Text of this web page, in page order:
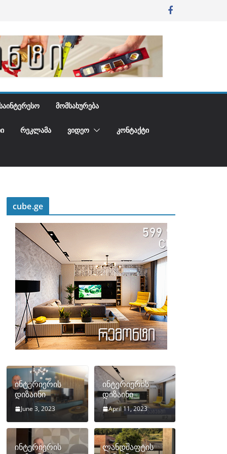
ᲡᲐᲘᲜᲢᲔᲠᲔᲡᲝ ᲛᲝᲛᲡᲐᲮᲣᲠᲔᲑᲐ
ᲠᲔᲙᲚᲐᲛᲐ ᲕᲘᲓᲔᲝ ᲙᲝᲜᲢᲐᲥᲢᲘ
cube.ge
ინტერიერის
დიზაინი
June 3, 2023
ინტერიერის
დიზაინი
April 11, 2023
ინტერიერის
ლანდშაფტის